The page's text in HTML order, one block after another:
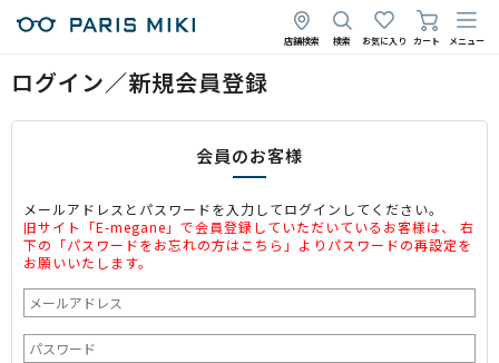
店舗検索 検索 お気に入り カート メニュー
ログイン／新規会員登録
会員のお客様
メールアドレスとパスワードを入力してログインしてください。
旧サイト「E-megane」で会員登録していただいているお客様は、 右
下の「パスワードをお忘れの方はこちら」よりパスワードの再設定を
お願いいたします。